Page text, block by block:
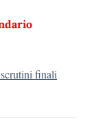
finali